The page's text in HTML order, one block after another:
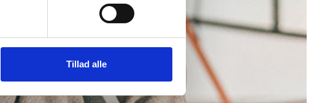
Tillad alle